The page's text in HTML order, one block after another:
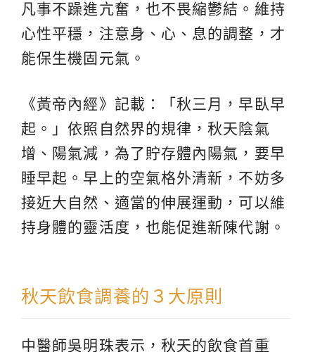
凡事不躁進亢奮，也不畏縮鬱結。維持
心性平穩，注意身、心、息的調整，才
能保生機固元氣。
《黃帝內經》記載：「秋三月，早臥早
起。」依照自然界的規律，秋天陰氣
增、陽氣減，為了貯存體內陽氣，要早
睡早起。早上的空氣格外清新，不妨多
接近大自然、適當的伸展運動，可以維
持身體的靈活度，也能促進新陳代謝。
秋天飲食調養的３大原則
中醫師吳明珠表示，秋天的飲食首重